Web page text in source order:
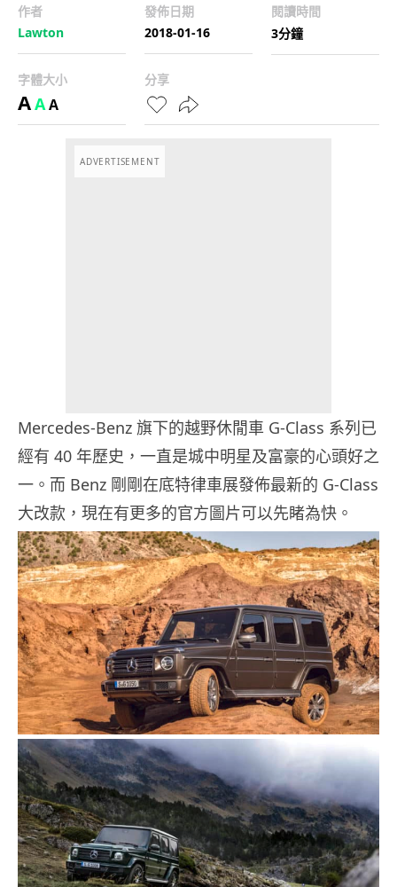
作者
Lawton
發佈日期
2018-01-16
閱讀時間
3分鐘
字體大小
AAA
分享
ADVERTISEMENT
Mercedes-Benz 旗下的越野休閒車 G-Class 系列已
經有 40 年歷史，一直是城中明星及富豪的心頭好之
一。而 Benz 剛剛在底特律車展發佈最新的 G-Class
大改款，現在有更多的官方圖片可以先睹為快。